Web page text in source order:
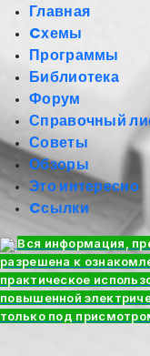
Главная
Cхемы
Программы
Библиотека
Форум
Справочный
Советы
Обзоры
Это интересно
Cсылки
Вся информация,
разрешена к
практическое
повышенной
только под